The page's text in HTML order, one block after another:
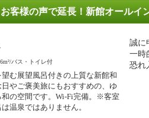
客様の声で延長！新館オールイ
バス・トイレ付
む展望風呂付きの上質な新館和
やご褒美旅にもおすすめの、ゆ
和の空間です。Wi-Fi完備。※客室
温泉ではありません。
誠に
一時
恐れ